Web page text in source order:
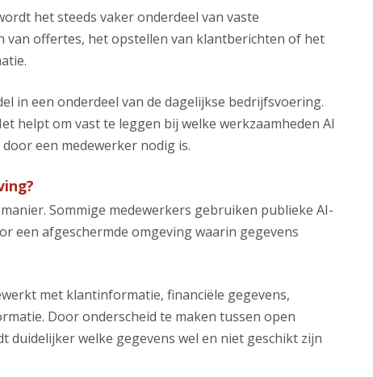
het steeds vaker onderdeel van vaste
van offertes, het opstellen van klantberichten of het
in een onderdeel van de dagelijkse bedrijfsvoering.
helpt om vast te leggen bij welke werkzaamheden AI
een medewerker nodig is.
Sommige medewerkers gebruiken publieke AI-
een afgeschermde omgeving waarin gegevens
met klantinformatie, financiële gegevens,
Door onderscheid te maken tussen open
welke gegevens wel en niet geschikt zijn